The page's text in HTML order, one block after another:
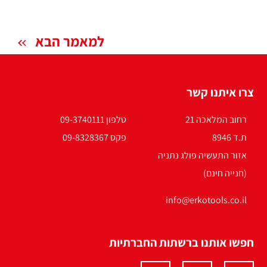
למאמר הבא
צרו איתנו קשר
רחוב המלאכה 21
ת.ד 8946
אזור התעשיה פולג נתניה
(חנייה חינם)
טלפון 09-3740111
פקס 09-8328367
info@erkotools.co.il
חפשו אותנו ברשתות החברתיות